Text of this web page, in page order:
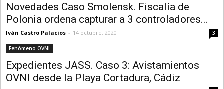
Novedades Caso Smolensk. Fiscalía de
Polonia ordena capturar a 3 controladores...
Iván Castro Palacios - 14 octubre, 2020 3
Fenómeno OVNI
Expedientes JASS. Caso 3: Avistamientos
OVNI desde la Playa Cortadura, Cádiz